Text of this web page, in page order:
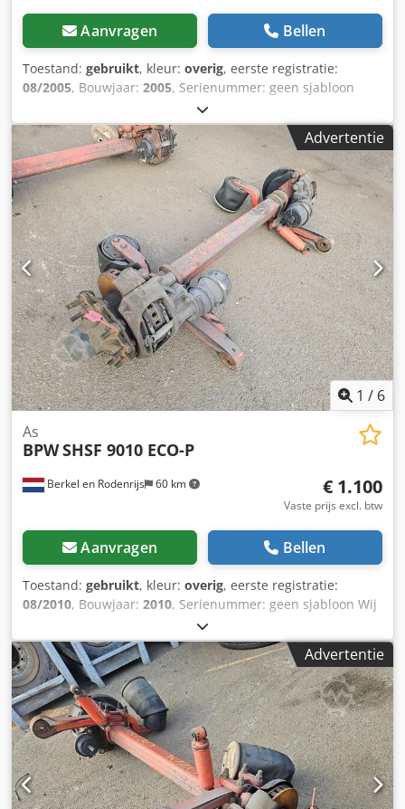
Aanvragen Bellen
Toestand: gebruikt, kleur: overig, eerste registratie:
08/2005, Bouwjaar: 2005, Serienummer: geen sjabloon
Codpfx Abjzrr Sgefoha Wij hebben meer dan 100 assen op
voorraad. Neem contact met ons op als u niet kunt vinden
wat u zoekt.
Advertentie
1 / 6
Berkel en Rodenrijs 60 km
As
BPWSHSF 9010 ECO-P
€ 1.100
Vaste prijs excl. btw
Aanvragen Bellen
Toestand: gebruikt, kleur: overig, eerste registratie:
08/2010, Bouwjaar: 2010, Serienummer: geen sjabloon Wij
hebben meer dan 100 assen op voorraad. Cedpfxezrr Rvj
Abfsha Neem contact met ons op als u niet kunt vinden
wat u zoekt.
Advertentie